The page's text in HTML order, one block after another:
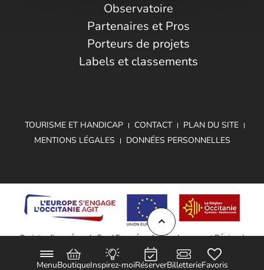
MenuBoutiqueInspirez-moiRéserverBilletterieFavoris
Observatoire
Partenaires et Pros
Porteurs de projets
Labels et classements
TOURISME ET HANDICAP CONTACT
PLAN DU SITE
MENTIONS LÉGALES
DONNÉES PERSONNELLES
Projet cofinancé par le Fond Européen de Développement Régional